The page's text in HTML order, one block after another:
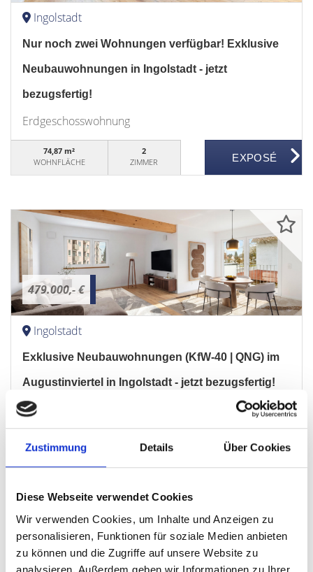
Zustimmung Details Über Cookies
Diese Webseite verwendet Cookies
Wir verwenden Cookies, um Inhalte und Anzeigen zu
personalisieren, Funktionen für soziale Medien anbieten
zu können und die Zugriffe auf unsere Website zu
analysieren. Außerdem geben wir Informationen zu Ihrer
Ingolstadt
Nur noch zwei Wohnungen verfügbar! Exklusive
Neubauwohnungen in Ingolstadt - jetzt
bezugsfertig!
Erdgeschosswohnung
74,87 m²
WOHNFLÄCHE
2
ZIMMER
479.000,- €
Ingolstadt
Exklusive Neubauwohnungen (KfW-40 | QNG) im
Augustinviertel in Ingolstadt - jetzt bezugsfertig!
Etagenwohnung
WOHNFLÄCHE
ZIMMER